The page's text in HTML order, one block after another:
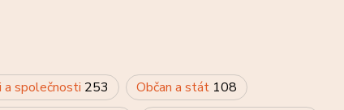
a společnosti 253 Občan a stát 108